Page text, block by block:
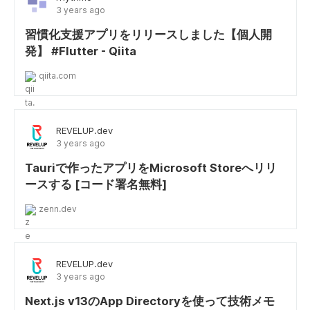
3 years ago
習慣化支援アプリをリリースしました【個人開
発】 #Flutter - Qiita
qiita.com
REVELUP.dev
3 years ago
Tauriで作ったアプリをMicrosoft Storeへリリ
ースする [コード署名無料]
zenn.dev
REVELUP.dev
3 years ago
Next.js v13のApp Directoryを使って技術メモ